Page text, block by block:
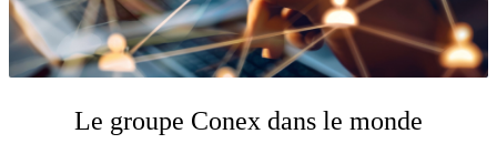
Le groupe Conex dans le monde